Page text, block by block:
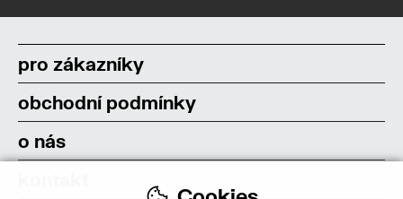
pro zákazníky
obchodní podmínky
o nás